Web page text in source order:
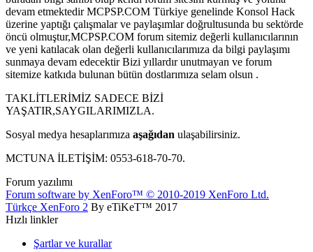
devam etmektedir MCPSP.COM Türkiye genelinde Konsol Hack
üzerine yaptığı çalışmalar ve paylaşımlar doğrultusunda bu sektörde
öncü olmuştur,MCPSP.COM forum sitemiz değerli kullanıcılarının
ve yeni katılacak olan değerli kullanıcılarımıza da bilgi paylaşımı
sunmaya devam edecektir Bizi yıllardır unutmayan ve forum
sitemize katkıda bulunan bütün dostlarımıza selam olsun .
TAKLİTLERİMİZ SADECE BİZİ
YAŞATIR,SAYGILARIMIZLA.
Sosyal medya hesaplarımıza aşağıdan ulaşabilirsiniz.
MCTUNA İLETİŞİM: 0553-618-70-70.
Forum yazılımı
Forum software by XenForo™ © 2010-2019 XenForo Ltd.
Türkçe XenForo 2 By eTiKeT™ 2017
Hızlı linkler
Şartlar ve kurallar